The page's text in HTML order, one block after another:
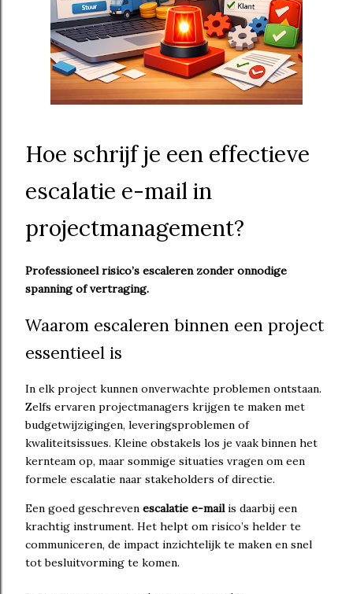
Hoe schrijf je een effectieve
escalatie e-mail in
projectmanagement?
Professioneel risico’s escaleren zonder onnodige
spanning of vertraging.
Waarom escaleren binnen een project
essentieel is
In elk project kunnen onverwachte problemen ontstaan.
Zelfs ervaren projectmanagers krijgen te maken met
budgetwijzigingen, leveringsproblemen of
kwaliteitsissues. Kleine obstakels los je vaak binnen het
kernteam op, maar sommige situaties vragen om een
formele escalatie naar stakeholders of directie.
Een goed geschreven escalatie e-mailis daarbij een
krachtig instrument. Het helpt om risico’s helder te
communiceren, de impact inzichtelijk te maken en snel
tot besluitvorming te komen.